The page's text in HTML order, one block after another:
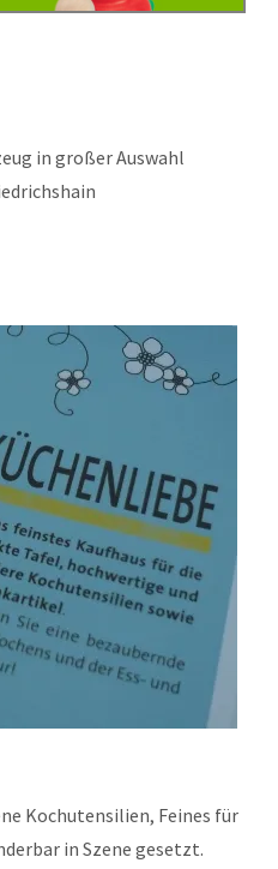
in großer Auswahl
Kochutensilien, Feines für
in Szene gesetzt.